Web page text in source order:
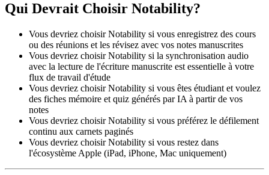
Qui Devrait Choisir Notability?
Vous devriez choisir Notability si vous enregistrez des cours
ou des réunions et les révisez avec vos notes manuscrites
Vous devriez choisir Notability si la synchronisation audio
avec la lecture de l'écriture manuscrite est essentielle à votre
flux de travail d'étude
Vous devriez choisir Notability si vous êtes étudiant et voulez
des fiches mémoire et quiz générés par IA à partir de vos
notes
Vous devriez choisir Notability si vous préférez le défilement
continu aux carnets paginés
Vous devriez choisir Notability si vous restez dans
l'écosystème Apple (iPad, iPhone, Mac uniquement)